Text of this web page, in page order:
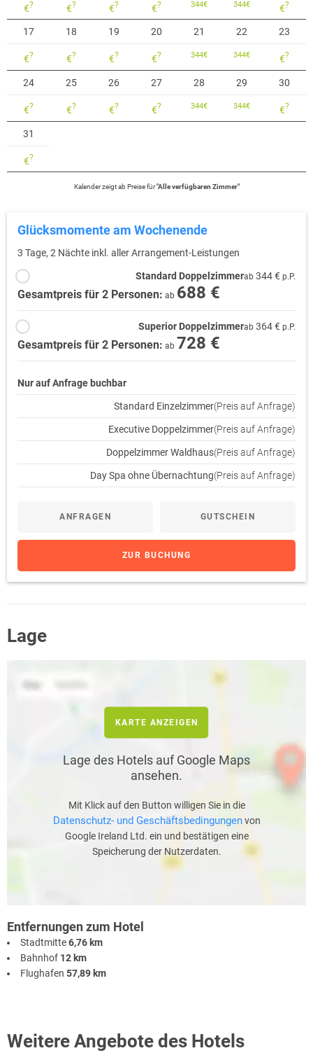
€? €? €? €? 344€ 344€ €?
17
€?
18
€?
19
€?
20
€?
21
344€
22
344€
23
€?
24
€?
25
€?
26
€?
27
€?
28
344€
29
344€
30
€?
31
€?
Kalender zeigtab Preise für"Alle verfügbaren Zimmer"
Glücksmomente am Wochenende
3 Tage, 2 Nächte inkl. aller Arrangement-Leistungen
Standard Doppelzimmerab 344 € p.P.
Gesamtpreis für 2 Personen: ab 688 €
Superior Doppelzimmerab 364 € p.P.
Gesamtpreis für 2 Personen: ab 728 €
Nur auf Anfrage buchbar
Standard Einzelzimmer(Preis auf Anfrage)
Executive Doppelzimmer(Preis auf Anfrage)
Doppelzimmer Waldhaus(Preis auf Anfrage)
Day Spa ohne Übernachtung(Preis auf Anfrage)
ANFRAGEN GUTSCHEIN
ZUR BUCHUNG
Lage
KARTE ANZEIGEN
Lage des Hotels auf Google Maps
ansehen.
Mit Klick auf den Button willigen Sie in die
Datenschutz- und Geschäftsbedingungenvon
Google Ireland Ltd. ein und bestätigen eine
Speicherung der Nutzerdaten.
Entfernungen zum Hotel
Stadtmitte6,76 km
Bahnhof 12 km
Flughafen 57,89 km
Weitere Angebote des Hotels